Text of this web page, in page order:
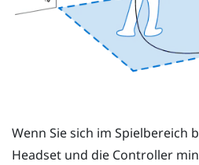
Wenn Sie sich im Spielbereich
Headset und die Controller